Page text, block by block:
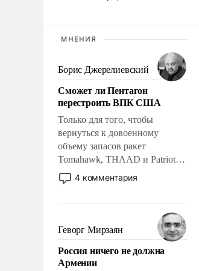
МНЕНИЯ
Борис Джерелиевский
Сможет ли Пентагон
перестроить ВПК США
Только для того, чтобы
вернуться к довоенному
объему запасов ракет
Tomahawk, THAAD и Patriot
США потребуется более трех
лет. Даже небольшая война с
Сложившаяся ситуация
означает многолетний период
уязвимости США, например,
перед Китаем.
4 комментария
Геворг Мирзаян
Россия ничего не должна
Армении